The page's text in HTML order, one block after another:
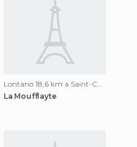
La Moufflayte